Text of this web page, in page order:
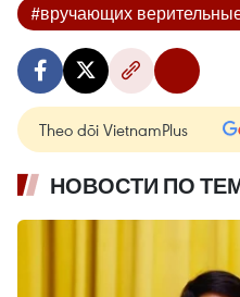
#вручающих
Theo dõi VietnamPlus
НОВОСТИ ПО